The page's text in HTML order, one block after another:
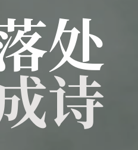
处
诗